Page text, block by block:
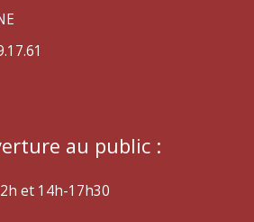
au public :
et 14h-17h30